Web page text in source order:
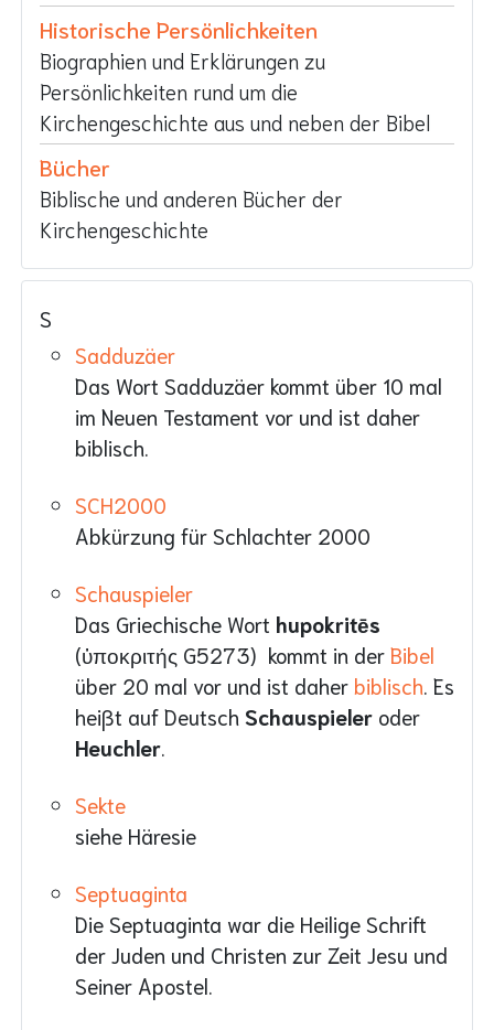
Historische Persönlichkeiten
Biographien und Erklärungen zu
Persönlichkeiten rund um die
Kirchengeschichte aus und neben der Bibel
Bücher
Biblische und anderen Bücher der
Kirchengeschichte
S
Sadduzäer
Das Wort Sadduzäer kommt über 10 mal
im Neuen Testament vor und ist daher
biblisch.
SCH2000
Abkürzung für Schlachter 2000
Schauspieler
Das Griechische Wort hupokritēs
(ὑποκριτής G5273) kommt in der Bibel
über 20 mal vor und ist daher biblisch . Es
heißt auf Deutsch Schauspieler oder
Heuchler
Sekte
siehe Häresie
Septuaginta
Die Septuaginta war die Heilige Schrift
der Juden und Christen zur Zeit Jesu und
Seiner Apostel.